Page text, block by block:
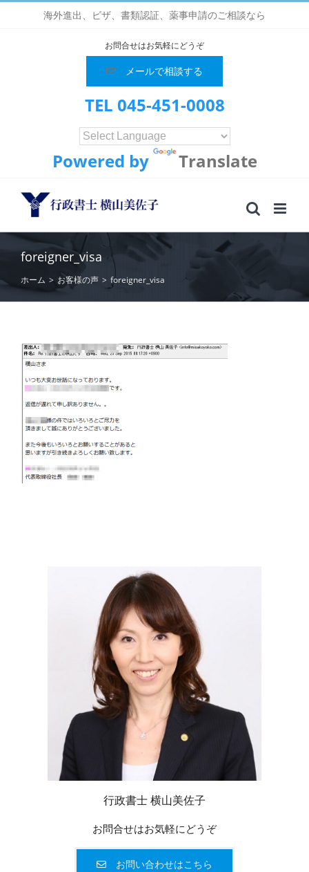
海外進出、ビザ、書類認証、薬事申請のご相談なら
お問合せはお気軽にどうぞ
メールで相談する
TEL 045-451-0008
Powered by Translate
foreigner_visa
ホーム > お客様の声 > foreigner_visa
行政書士 横山美佐子
お問合せはお気軽にどうぞ
お問い合わせはこちら